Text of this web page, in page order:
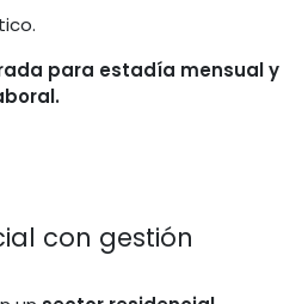
para estadía mensual y
con gestión